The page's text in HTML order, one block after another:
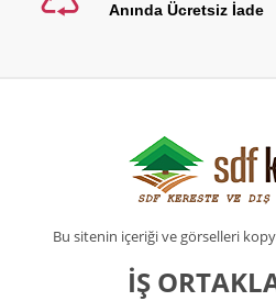
Anında Ücretsiz İade
Bu sitenin içeriği ve görselleri
İŞ